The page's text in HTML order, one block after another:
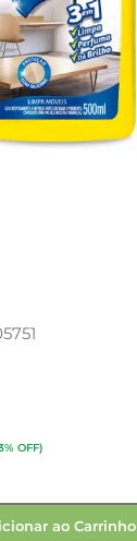
OFF)
ao Carrinho